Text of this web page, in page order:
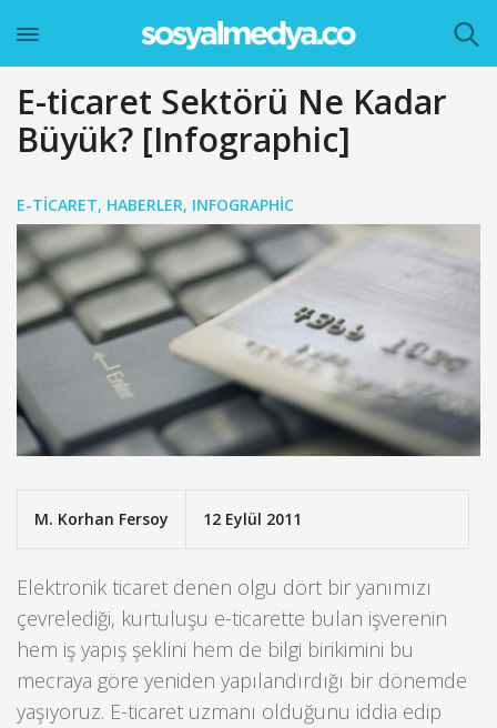
E-ticaret Sektörü Ne Kadar
Büyük? [Infographic]
E-TICARET, HABERLER, INFOGRAPHIC
M. Korhan Fersoy 12 Eylül 2011
Elektronik ticaret denen olgu dört bir yanımızı
çevrelediği, kurtuluşu e-ticarette bulan işverenin
hem iş yapış şeklini hem de bilgi birikimini bu
mecraya göre yeniden yapılandırdığı bir dönemde
yaşıyoruz. E-ticaret uzmanı olduğunu iddia edip